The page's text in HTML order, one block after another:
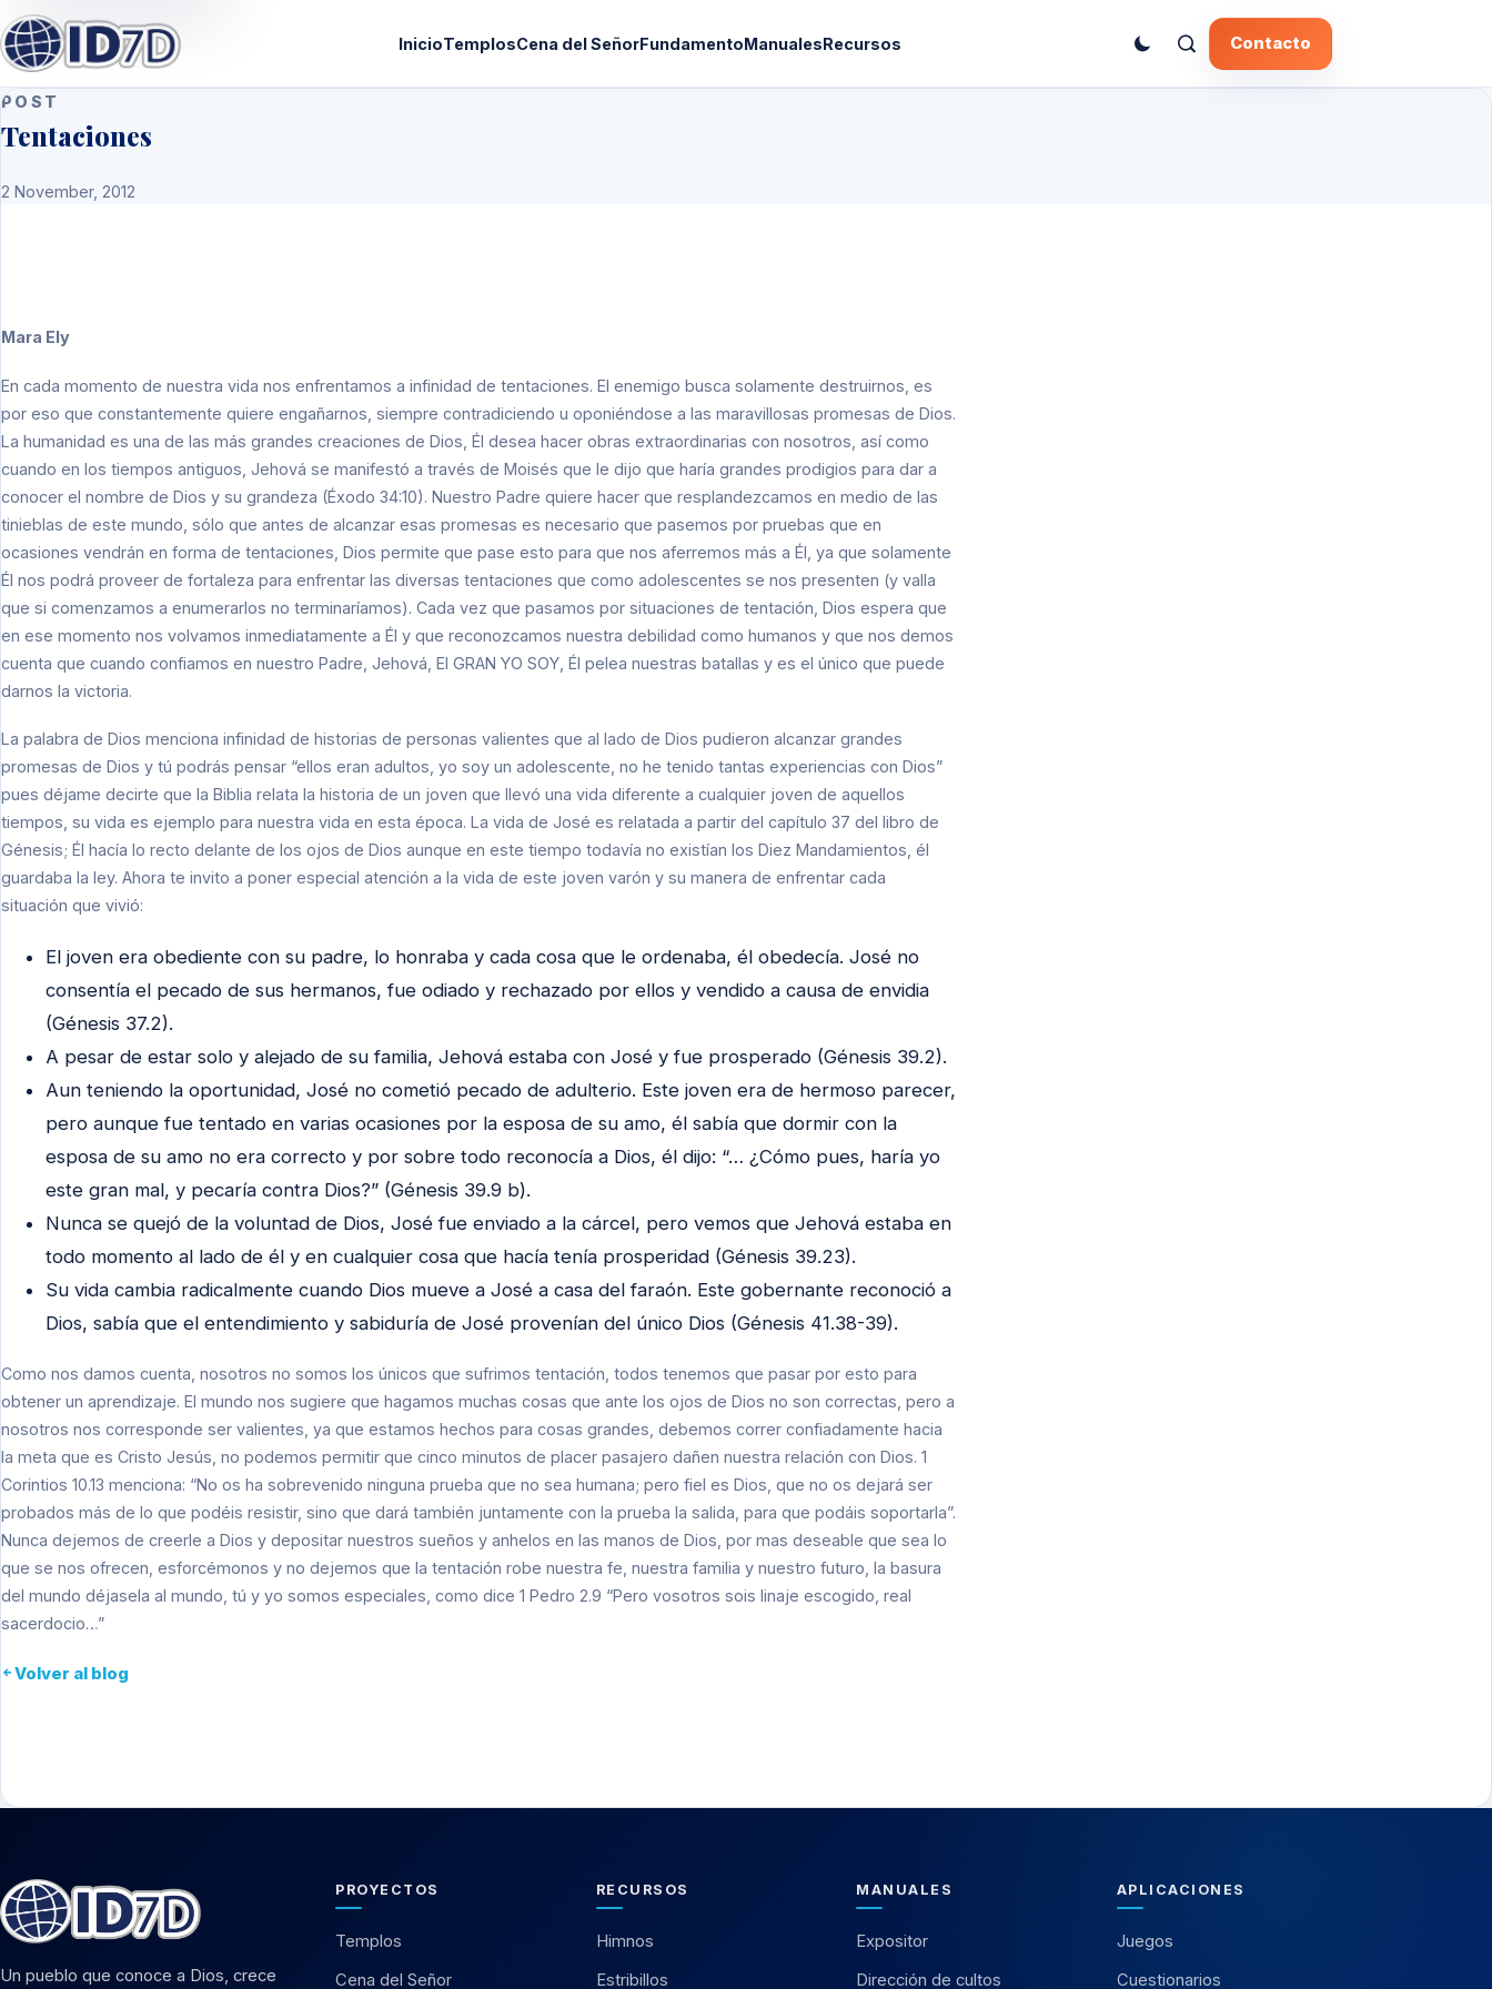
InicioTemplosCena del SeñorFundamentoManualesRecursos Contacto
POST
Tentaciones
2 November, 2012
Mara Ely
En cada momento de nuestra vida nos enfrentamos a infinidad de tentaciones. El enemigo busca solamente destruirnos, es
por eso que constantemente quiere engañarnos, siempre contradiciendo u oponiéndose a las maravillosas promesas de Dios.
La humanidad es una de las más grandes creaciones de Dios, Él desea hacer obras extraordinarias con nosotros, así como
cuando en los tiempos antiguos, Jehová se manifestó a través de Moisés que le dijo que haría grandes prodigios para dar a
conocer el nombre de Dios y su grandeza (Éxodo 34:10). Nuestro Padre quiere hacer que resplandezcamos en medio de las
tinieblas de este mundo, sólo que antes de alcanzar esas promesas es necesario que pasemos por pruebas que en
ocasiones vendrán en forma de tentaciones, Dios permite que pase esto para que nos aferremos más a Él, ya que solamente
Él nos podrá proveer de fortaleza para enfrentar las diversas tentaciones que como adolescentes se nos presenten (y valla
que si comenzamos a enumerarlos no terminaríamos). Cada vez que pasamos por situaciones de tentación, Dios espera que
en ese momento nos volvamos inmediatamente a Él y que reconozcamos nuestra debilidad como humanos y que nos demos
cuenta que cuando confiamos en nuestro Padre, Jehová, El GRAN YO SOY, Él pelea nuestras batallas y es el único que puede
darnos la victoria.
La palabra de Dios menciona infinidad de historias de personas valientes que al lado de Dios pudieron alcanzar grandes
promesas de Dios y tú podrás pensar “ellos eran adultos, yo soy un adolescente, no he tenido tantas experiencias con Dios”
pues déjame decirte que la Biblia relata la historia de un joven que llevó una vida diferente a cualquier joven de aquellos
tiempos, su vida es ejemplo para nuestra vida en esta época. La vida de José es relatada a partir del capítulo 37 del libro de
Génesis; Él hacía lo recto delante de los ojos de Dios aunque en este tiempo todavía no existían los Diez Mandamientos, él
guardaba la ley. Ahora te invito a poner especial atención a la vida de este joven varón y su manera de enfrentar cada
situación que vivió:
El joven era obediente con su padre, lo honraba y cada cosa que le ordenaba, él obedecía. José no
consentía el pecado de sus hermanos, fue odiado y rechazado por ellos y vendido a causa de envidia
(Génesis 37.2).
A pesar de estar solo y alejado de su familia, Jehová estaba con José y fue prosperado (Génesis 39.2).
Aun teniendo la oportunidad, José no cometió pecado de adulterio. Este joven era de hermoso parecer,
pero aunque fue tentado en varias ocasiones por la esposa de su amo, él sabía que dormir con la
esposa de su amo no era correcto y por sobre todo reconocía a Dios, él dijo: “… ¿Cómo pues, haría yo
este gran mal, y pecaría contra Dios?” (Génesis 39.9 b).
Nunca se quejó de la voluntad de Dios, José fue enviado a la cárcel, pero vemos que Jehová estaba en
todo momento al lado de él y en cualquier cosa que hacía tenía prosperidad (Génesis 39.23).
Su vida cambia radicalmente cuando Dios mueve a José a casa del faraón. Este gobernante reconoció a
Dios, sabía que el entendimiento y sabiduría de José provenían del único Dios (Génesis 41.38-39).
Como nos damos cuenta, nosotros no somos los únicos que sufrimos tentación, todos tenemos que pasar por esto para
obtener un aprendizaje. El mundo nos sugiere que hagamos muchas cosas que ante los ojos de Dios no son correctas, pero a
nosotros nos corresponde ser valientes, ya que estamos hechos para cosas grandes, debemos correr confiadamente hacia
la meta que es Cristo Jesús, no podemos permitir que cinco minutos de placer pasajero dañen nuestra relación con Dios. 1
Corintios 10.13 menciona: “No os ha sobrevenido ninguna prueba que no sea humana; pero fiel es Dios, que no os dejará ser
probados más de lo que podéis resistir, sino que dará también juntamente con la prueba la salida, para que podáis soportarla”.
Nunca dejemos de creerle a Dios y depositar nuestros sueños y anhelos en las manos de Dios, por mas deseable que sea lo
que se nos ofrecen, esforcémonos y no dejemos que la tentación robe nuestra fe, nuestra familia y nuestro futuro, la basura
del mundo déjasela al mundo, tú y yo somos especiales, como dice 1 Pedro 2.9 “Pero vosotros sois linaje escogido, real
sacerdocio…”
Volver al blog
Un pueblo que conoce a Dios, crece
PROYECTOS
Templos
Cena del Señor
RECURSOS
Himnos
Estribillos
MANUALES
Expositor
Dirección de cultos
APLICACIONES
Juegos
Cuestionarios